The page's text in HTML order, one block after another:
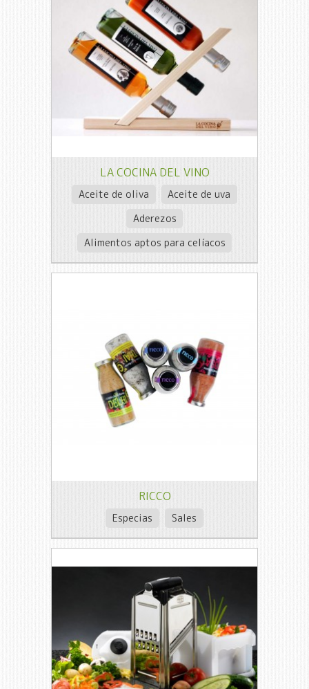
LA COCINA DEL VINO
Aceite de oliva
Aceite de uva
Aderezos
Alimentos aptos para celíacos
RICCO
Especias Sales